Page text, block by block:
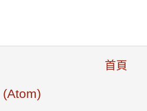
首頁
(Atom)